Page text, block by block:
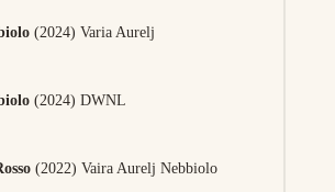
(2024) Varia Aurelj
(2024) DWNL
(2022) Vaira Aurelj Nebbiolo